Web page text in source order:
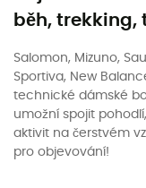
běh,
Salomon, Mizuno,
Sportiva, New
technické dámské
umožní spojit
aktivit na čerstvém
pro objevování!